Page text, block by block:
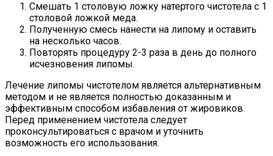
Смешать 1 столовую ложку натертого чистотела с 1
столовой ложкой меда.
Полученную смесь нанести на липому и оставить
на несколько часов.
Повторять процедуру 2-3 раза в день до полного
исчезновения липомы.
Лечение липомы чистотелом является альтернативным
методом и не является полностью доказанным и
эффективным способом избавления от жировиков.
Перед применением чистотела следует
проконсультироваться с врачом и уточнить
возможность его использования.